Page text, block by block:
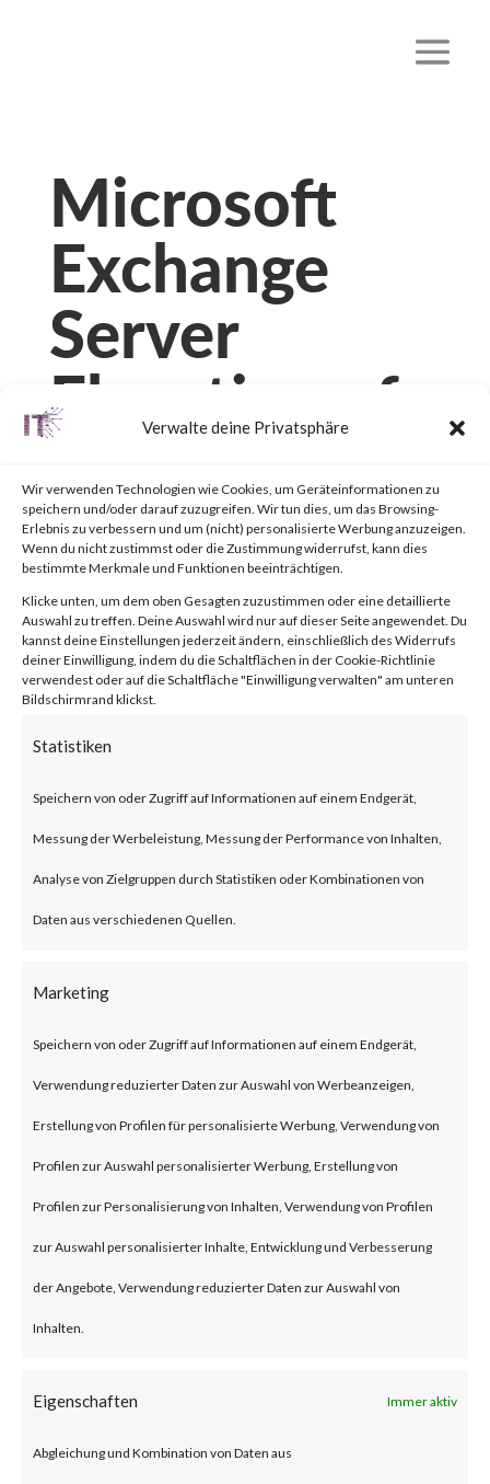
Verwalte deine Privatsphäre
Wir verwenden Technologien wie Cookies, um Geräteinformationen zu
speichern und/oder darauf zuzugreifen. Wir tun dies, um das Browsing-
Erlebnis zu verbessern und um (nicht) personalisierte Werbung anzuzeigen.
Wenn du nicht zustimmst oder die Zustimmung widerrufst, kann dies
bestimmte Merkmale und Funktionen beeinträchtigen.
Klicke unten, um dem oben Gesagten zuzustimmen oder eine detaillierte
Auswahl zu treffen. Deine Auswahl wird nur auf dieser Seite angewendet. Du
kannst deine Einstellungen jederzeit ändern, einschließlich des Widerrufs
deiner Einwilligung, indem du die Schaltflächen in der Cookie-Richtlinie
verwendest oder auf die Schaltfläche "Einwilligung verwalten" am unteren
Bildschirmrand klickst.
Statistiken
Speichern von oder Zugriff auf Informationen auf einem Endgerät,
Messung der Werbeleistung, Messung der Performance von Inhalten,
Analyse von Zielgruppen durch Statistiken oder Kombinationen von
Daten aus verschiedenen Quellen.
Marketing
Speichern von oder Zugriff auf Informationen auf einem Endgerät,
Verwendung reduzierter Daten zur Auswahl von Werbeanzeigen,
Erstellung von Profilen für personalisierte Werbung, Verwendung von
Profilen zur Auswahl personalisierter Werbung, Erstellung von
Profilen zur Personalisierung von Inhalten, Verwendung von Profilen
zur Auswahl personalisierter Inhalte, Entwicklung und Verbesserung
der Angebote, Verwendung reduzierter Daten zur Auswahl von
Inhalten.
Eigenschaften Immer aktiv
Abgleichung und Kombination von Daten aus
Microsoft
Exchange
Server
Elevation of
Privilege
Vulnerability
(CVE-2024-
21410)
What is the Vulnerability?
security flaw in the Exchange
Server. Tracked as CVE-2024-
21410, the issue has been
described as a privilege
escalation vulnerability. This
security flaw can let remote
unauthenticated threat actors
escalate privileges in NTLM
relay attacks against vulnerable
reported that the flaw has been
actively exploited in the wild.